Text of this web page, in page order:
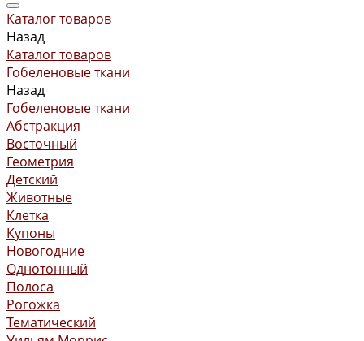
Каталог товаров
Назад
Каталог товаров
Гобеленовые ткани
Назад
Гобеленовые ткани
Абстракция
Восточный
Геометрия
Детский
Животные
Клетка
Купоны
Новогодние
Однотонный
Полоса
Рогожка
Тематический